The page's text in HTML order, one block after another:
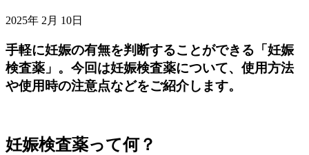
2025年 2月 10日
手軽に妊娠の有無を判断することができる「妊娠
検査薬」。今回は妊娠検査薬について、使用方法
や使用時の注意点などをご紹介します。
妊娠検査薬って何？